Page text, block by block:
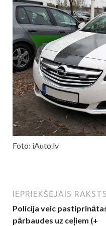
Foto: iAuto.lv
IEPRIEKŠĒJAIS RAKSTS
Policija veic
pārbaudes uz ceļiem (+